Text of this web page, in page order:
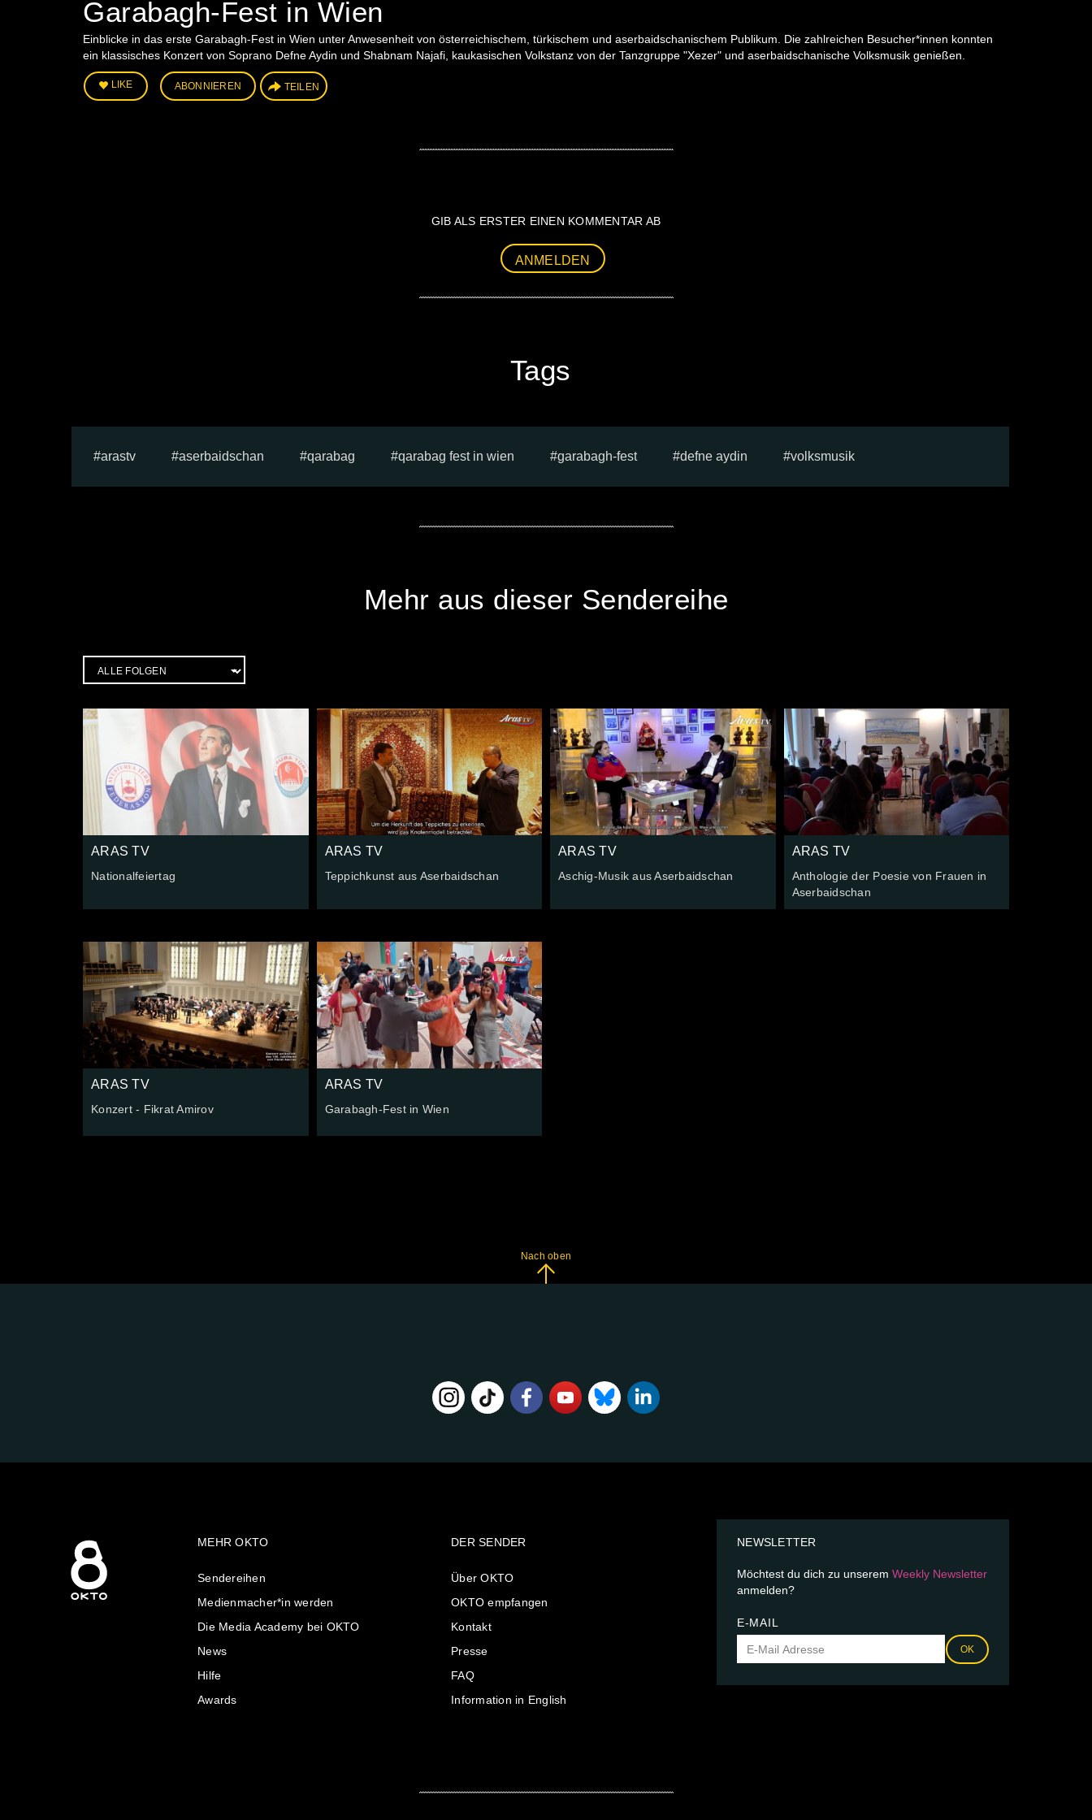
Garabagh-Fest in Wien
Einblicke in das erste Garabagh-Fest in Wien unter Anwesenheit von österreichischem, türkischem und aserbaidschanischem Publikum. Die zahlreichen Besucher*innen konnten
ein klassisches Konzert von Soprano Defne Aydin und Shabnam Najafi, kaukasischen Volkstanz von der Tanzgruppe "Xezer" und aserbaidschanische Volksmusik genießen.
LIKE ABONNIEREN TEILEN
GIB ALS ERSTER EINEN KOMMENTAR AB
ANMELDEN
Tags
arastv aserbaidschan qarabag qarabag fest in wien garabagh-fest defne aydin volksmusik
Mehr aus dieser Sendereihe
ARAS TV
Nationalfeiertag
ARAS TV
Teppichkunst aus Aserbaidschan
ARAS TV
Aschig-Musik aus Aserbaidschan
ARAS TV
Anthologie der Poesie von Frauen in
Aserbaidschan
ARAS TV
Konzert - Fikrat Amirov
ARAS TV
Garabagh-Fest in Wien
Nach oben
MEHR OKTO
Sendereihen
Medienmacher*in werden
Die Media Academy bei OKTO
News
Hilfe
Awards
DER SENDER
Über OKTO
OKTO empfangen
Kontakt
Presse
FAQ
Information in English
NEWSLETTER
Möchtest du dich zu unserem Weekly Newsletter
anmelden?
E-MAIL
OK